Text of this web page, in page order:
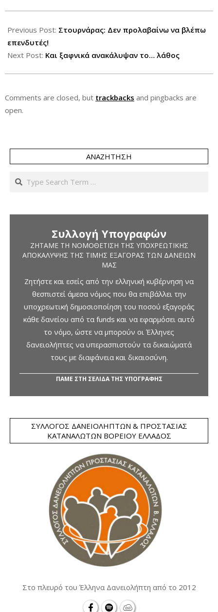
04-
24
Previous Post: Στουρνάρας: Δεν προλαβαίνω να βλέπω
επενδυτές!
Next Post: Και ξαφνικά ανακάλυψαν το… λάθος
Comments are closed, but trackbacks and pingbacks are
open.
ΑΝΑΖΉΤΗΣΗ
Search
Συλλογή Υπογραφών
ΖΗΤΆΜΕ ΤΗ ΝΟΜΟΘΈΤΙΣΗ ΤΗΣ ΥΠΟΧΡΕΩΤΙΚΉΣ
ΑΠΟΚΆΛΥΨΗΣ ΤΗΣ ΤΙΜΉΣ ΕΞΑΓΟΡΆΣ ΤΩΝ ΔΑΝΕΊΩΝ
ΜΑΣ
Ζητήστε και εσείς από την ελληνική κυβέρνηση να
θεσπιστεί άμεσα νόμος που θα επιβάλλει την
υποχρεωτική δημοσιοποίηση του ποσού εξαγοράς
κάθε δανείου από τα funds και να εφαρμόσει αυτό
το νόμο, ώστε να μπορούν οι Έλληνες
δανειολήπτες να υπερασπιστούν τα δικαιώματά
τους με διαφάνεια και δικαιοσύνη.
ΠΑΜΕ ΣΤΗ ΣΕΛΙΔΑ ΤΗΣ ΥΠΟΓΡΑΦΗΣ
ΣΎΛΛΟΓΟΣ ΔΑΝΕΙΟΛΗΠΤΏΝ & ΠΡΟΣΤΑΣΊΑΣ
ΚΑΤΑΝΑΛΩΤΏΝ ΒΟΡΕΊΟΥ ΕΛΛΆΔΟΣ
Στο πλευρό του Έλληνα Δανειολήπτη από το 2012